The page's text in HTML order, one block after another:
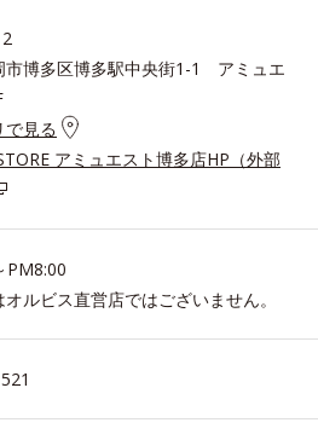
市博多区博多駅中央街1-1 アミュエ
で見る
アミュエスト博多店HP（外部
PM8:00
ルビス直営店ではございません。